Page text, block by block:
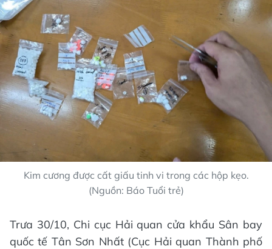
Kim cương được cất giấu tinh vi trong các hộp kẹo.
(Nguồn: Báo Tuổi trẻ)
Trưa 30/10, Chi cục Hải quan cửa khẩu Sân bay
quốc tế Tân Sơn Nhất (Cục Hải quan Thành phố